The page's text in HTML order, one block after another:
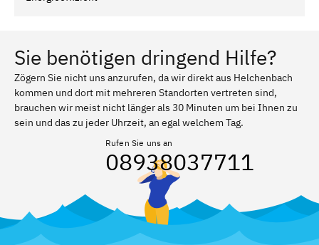
Sie benötigen dringend Hilfe?
Zögern Sie nicht uns anzurufen, da wir direkt aus Helchenbach
kommen und dort mit mehreren Standorten vertreten sind,
brauchen wir meist nicht länger als 30 Minuten um bei Ihnen zu
sein und das zu jeder Uhrzeit, an egal welchem Tag.
Rufen Sie uns an
08938037711